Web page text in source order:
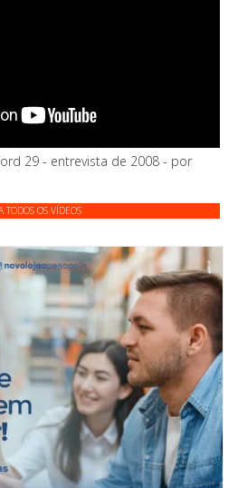
29 - entrevista de 2008 - por
TODOS OS VÍDEOS